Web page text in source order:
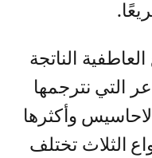
الناتجة
التي نترجمها
وأكثرها
الثلاث تختلف